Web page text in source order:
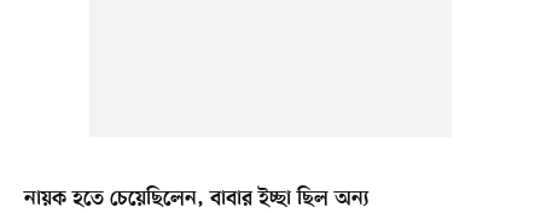
নায়ক হতে চেয়েছিলেন, বাবার ইচ্ছা ছিল অন্য